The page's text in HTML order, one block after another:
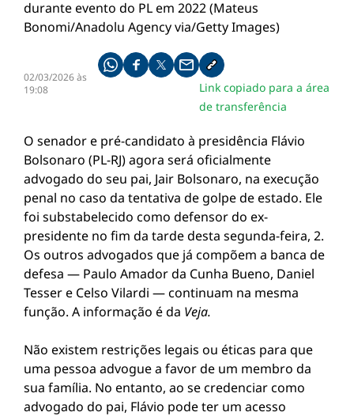
02/03/2026 às
19:08
Compartilhe pelo whatsapp
Compartilhar no facebook
Compartilhar no twitter
Compartilhe pelo email
Copiar link da notícia
Link copiado para a área
de transferência
O senador e pré-candidato à presidência Flávio
Bolsonaro (PL-RJ) agora será oficialmente
advogado do seu pai, Jair Bolsonaro, na execução
penal no caso da tentativa de golpe de estado. Ele
foi substabelecido como defensor do ex-
presidente no fim da tarde desta segunda-feira, 2.
Os outros advogados que já compõem a banca de
defesa — Paulo Amador da Cunha Bueno, Daniel
Tesser e Celso Vilardi — continuam na mesma
função. A informação é da Veja.
Não existem restrições legais ou éticas para que
uma pessoa advogue a favor de um membro da
sua família. No entanto, ao se credenciar como
advogado do pai, Flávio pode ter um acesso